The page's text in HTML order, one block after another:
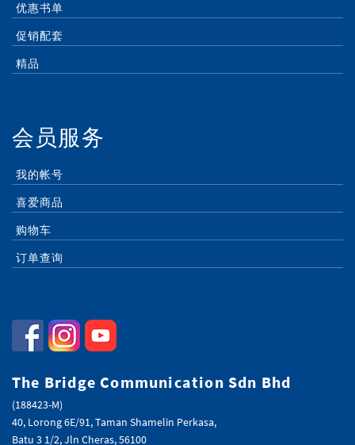
优惠书单
促销配套
精品
会员服务
我的帐号
喜爱商品
购物车
订单查询
The Bridge Communication Sdn Bhd
(188423-M)
40, Lorong 6E/91, Taman Shamelin Perkasa,
Batu 3 1/2, Jln Cheras, 56100